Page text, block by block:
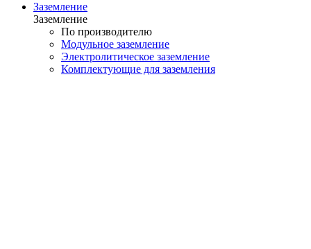
Заземление
Заземление
По производителю
Модульное заземление
Электролитическое заземление
Комплектующие для заземления